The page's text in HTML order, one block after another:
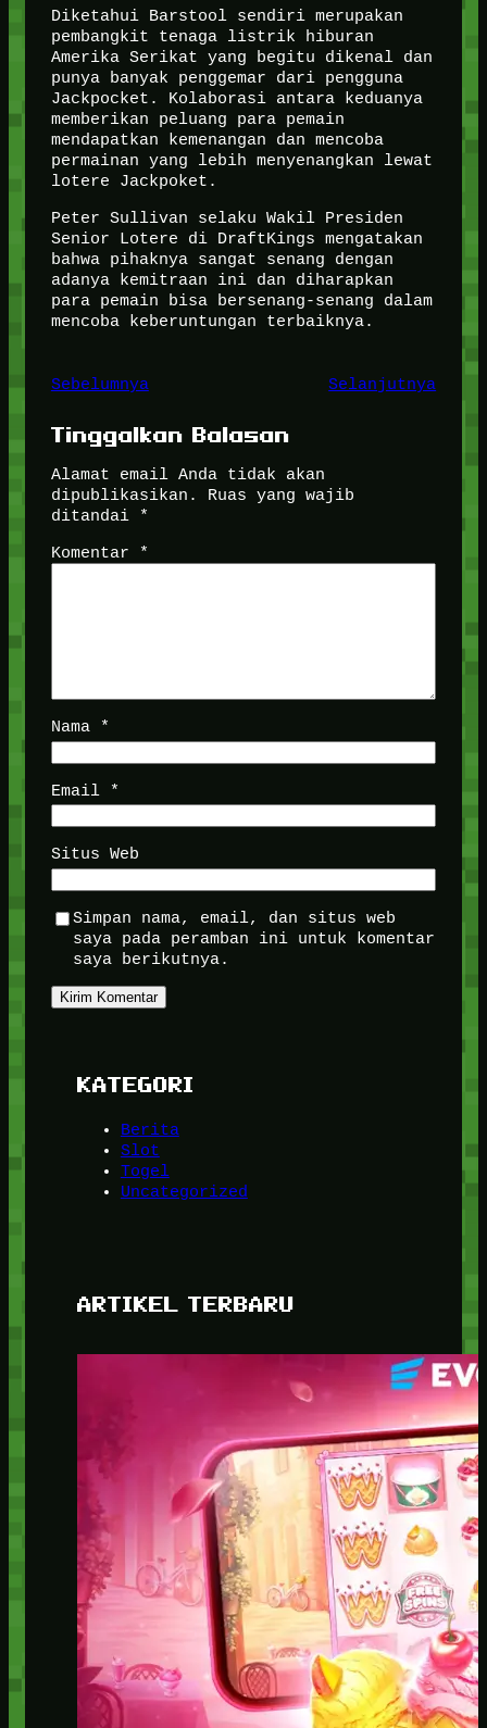
Diketahui Barstool sendiri merupakan
pembangkit tenaga listrik hiburan
Amerika Serikat yang begitu dikenal dan
punya banyak penggemar dari pengguna
Jackpocket. Kolaborasi antara keduanya
memberikan peluang para pemain
mendapatkan kemenangan dan mencoba
permainan yang lebih menyenangkan lewat
lotere Jackpoket.
Peter Sullivan selaku Wakil Presiden
Senior Lotere di DraftKings mengatakan
bahwa pihaknya sangat senang dengan
adanya kemitraan ini dan diharapkan
para pemain bisa bersenang-senang dalam
mencoba keberuntungan terbaiknya.
Sebelumnya Selanjutnya
Tinggalkan Balasan
Alamat email Anda tidak akan
dipublikasikan.
Ruas yang wajib
ditandai
*
Komentar
*
Nama *
Email *
Situs Web
Simpan nama, email, dan situs web
saya pada peramban ini untuk komentar
saya berikutnya.
KATEGORI
Berita
Slot
Togel
Uncategorized
ARTIKEL TERBARU